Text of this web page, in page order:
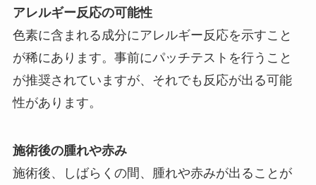
アレルギー反応の可能性
色素に含まれる成分にアレルギー反応を示すこと
が稀にあります。事前にパッチテストを行うこと
が推奨されていますが、それでも反応が出る可能
性があります。
施術後の腫れや赤み
施術後、しばらくの間、腫れや赤みが出ることが